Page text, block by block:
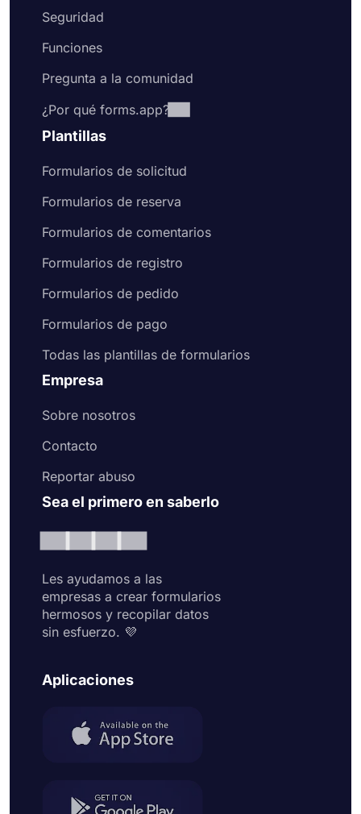
Seguridad
Funciones
Pregunta a la comunidad
¿Por qué forms.app?
Plantillas
Formularios de solicitud
Formularios de reserva
Formularios de comentarios
Formularios de registro
Formularios de pedido
Formularios de pago
Todas las plantillas de formularios
Empresa
Sobre nosotros
Contacto
Reportar abuso
Sea el primero en saberlo
Les ayudamos a las
empresas a crear formularios
hermosos y recopilar datos
sin esfuerzo. 💜
Aplicaciones